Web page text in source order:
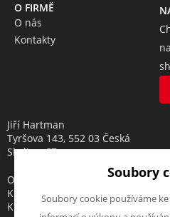
O FIRMĚ
O nás
Kontakty
Jiří Hartman
Tyršova 143, 552 03 Česká
Skalice, CZ
Obchodní rejstřík vedený u
Krajského soudu v Hradci
Králové, oddíl A, vložka 18553
Soubory
Soubory cookie používáme